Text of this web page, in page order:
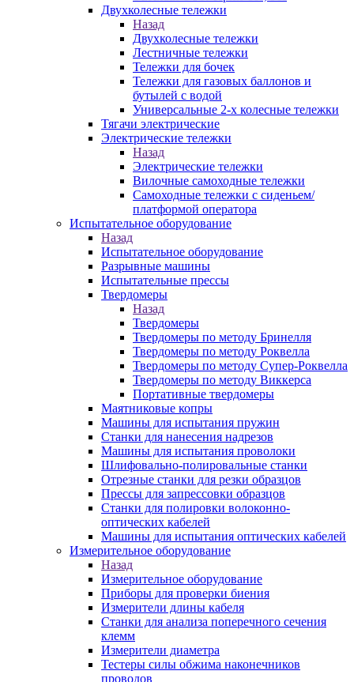
Двухколесные тележки
Назад
Двухколесные тележки
Лестничные тележки
Тележки для бочек
Тележки для газовых баллонов и
бутылей с водой
Универсальные 2-х колесные тележки
Тягачи электрические
Электрические тележки
Назад
Электрические тележки
Вилочные самоходные тележки
Самоходные тележки с сиденьем/
платформой оператора
Испытательное оборудование
Назад
Испытательное оборудование
Разрывные машины
Испытательные прессы
Твердомеры
Назад
Твердомеры
Твердомеры по методу Бринелля
Твердомеры по методу Роквелла
Твердомеры по методу Супер-Роквелла
Твердомеры по методу Виккерса
Портативные твердомеры
Маятниковые копры
Машины для испытания пружин
Станки для нанесения надрезов
Машины для испытания проволоки
Шлифовально-полировальные станки
Отрезные станки для резки образцов
Прессы для запрессовки образцов
Станки для полировки волоконно-
оптических кабелей
Машины для испытания оптических кабелей
Измерительное оборудование
Назад
Измерительное оборудование
Приборы для проверки биения
Измерители длины кабеля
Станки для анализа поперечного сечения
клемм
Измерители диаметра
Тестеры силы обжима наконечников
проводов